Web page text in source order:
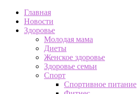
Главная
Новости
Здоровье
Молодая мама
Диеты
Женское здоровье
Здоровье семьи
Спорт
Спортивное питание